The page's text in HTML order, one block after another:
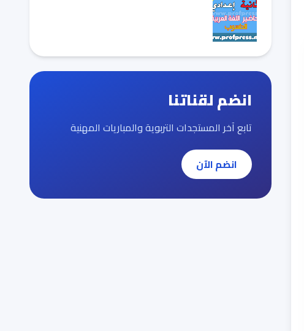
انضم لقناتنا
تابع آخر المستجدات التربوية والمباريات المهنية
انضم الآن